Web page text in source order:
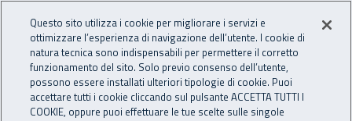
INAIL - Istituto Nazionale
Apri cerca
Navigazione principale
Questo sito utilizza i cookie per migliorare i servizi e
ottimizzare l’esperienza di navigazione dell’utente. I cookie di
natura tecnica sono indispensabili per permettere il corretto
funzionamento del sito. Solo previo consenso dell’utente,
possono essere installati ulteriori tipologie di cookie. Puoi
accettare tutti i cookie cliccando sul pulsante ACCETTA TUTTI I
COOKIE, oppure puoi effettuare le tue scelte sulle singole